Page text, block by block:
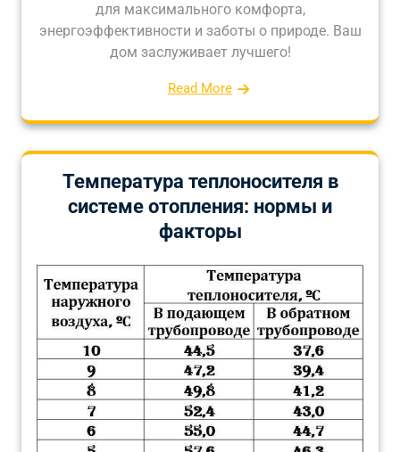
для максимального комфорта,
энергоэффективности и заботы о природе. Ваш
дом заслуживает лучшего!
Read More
Температура теплоносителя в
системе отопления: нормы и
факторы